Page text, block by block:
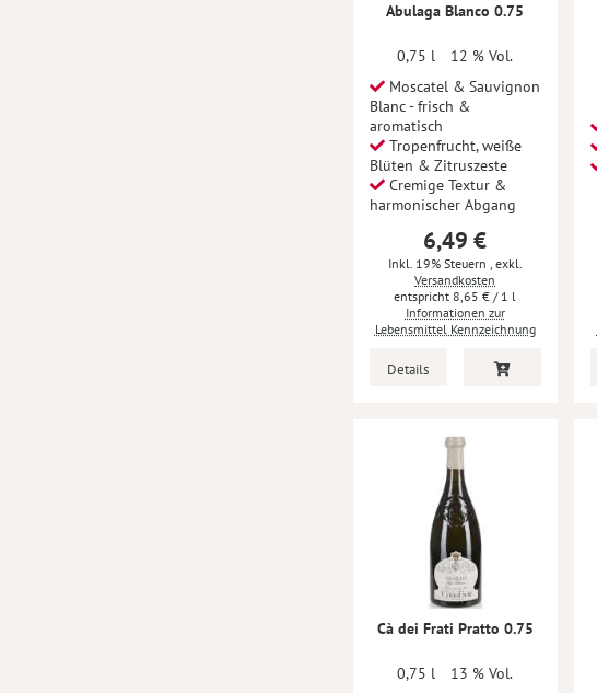
Abulaga Blanco 0.75
0,75 l
12 % Vol.
Moscatel & Sauvignon
Blanc - frisch &
aromatisch
Tropenfrucht, weiße
Blüten & Zitruszeste
Cremige Textur &
harmonischer Abgang
6,49 €
Inkl. 19% Steuern , exkl.
Versandkosten
8,65 € / 1 l
Informationen zur
Lebensmittel Kennzeichnung
Details
Cà dei Frati Pratto 0.75
0,75 l 13 % Vol.